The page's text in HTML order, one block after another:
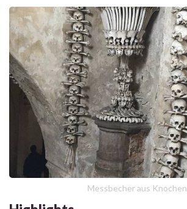
Messbecher aus Knochen